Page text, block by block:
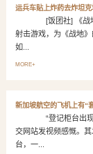
运兵车贴上炸药去炸坦
[饭团社] 《战地5
射击游戏，为《战地
如...
MORE+
新加坡航空的飞机上有“
“登记柜台出现了
交网站发视频感慨。
台，一...